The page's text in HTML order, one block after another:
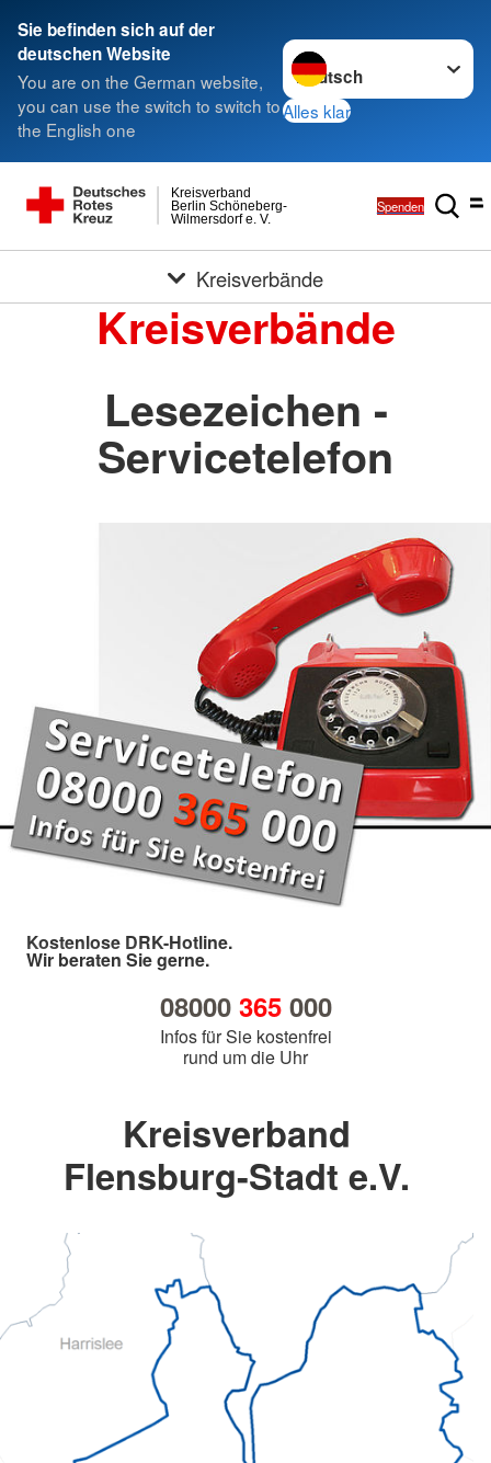
Sie befinden sich auf der
deutschen Website
You are on the German website,
you can use the switch to switch to
the English one
Sprache wechseln zu
Alles klar
Wilmersdorf e. V.
Berlin Schöneberg-
Kreisverband
Spenden
Kreisverbände
Kreisverbände
Lesezeichen -
Servicetelefon
Kostenlose DRK-Hotline.
Wir beraten Sie gerne.
08000 365000
Infos für Sie kostenfrei
rund um die Uhr
Kreisverband
Flensburg-Stadt e.V.